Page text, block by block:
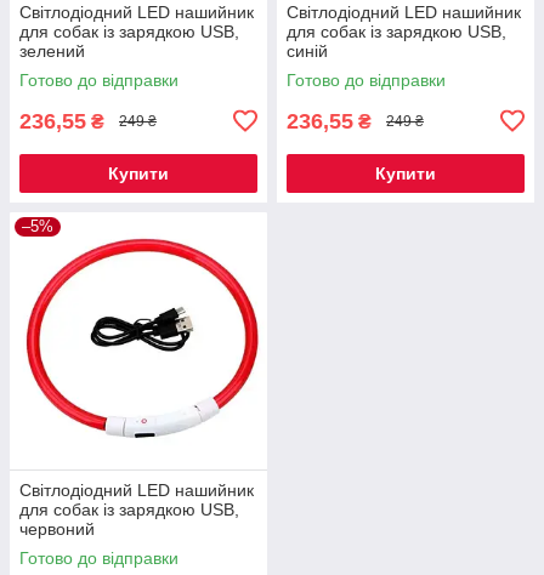
Світлодіодний LED нашийник
для собак із зарядкою USB,
зелений
Готово до відправки
236,55 ₴ 249 ₴
Купити
Світлодіодний LED нашийник
для собак із зарядкою USB,
синій
Готово до відправки
236,55 ₴ 249 ₴
Купити
–5%
Світлодіодний LED нашийник
для собак із зарядкою USB,
червоний
Готово до відправки